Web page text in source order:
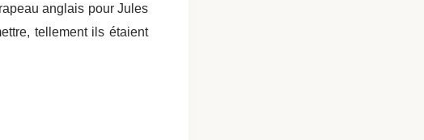
anglais pour Jules
tellement ils étaient